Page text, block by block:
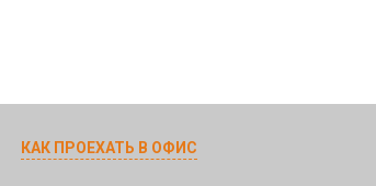
КАК ПРОЕХАТЬ В ОФИС